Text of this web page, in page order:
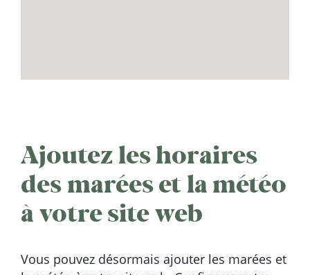
Ajoutez les horaires
des marées et la météo
à votre site web
Vous pouvez désormais ajouter les marées et